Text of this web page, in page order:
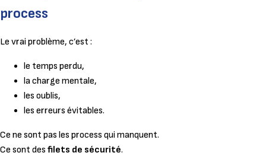
process
Le vrai problème, c’est :
le temps perdu,
la charge mentale,
les oublis,
les erreurs évitables.
Ce ne sont pas les process qui manquent.
Ce sont des filets de sécurité.